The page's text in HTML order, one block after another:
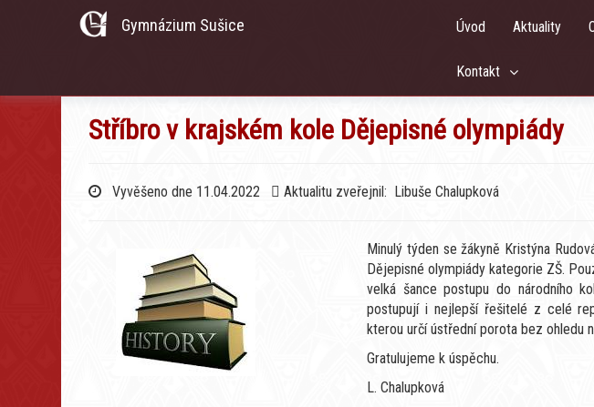
Gymnázium Sušice Úvod Aktuality
Kontakt
Stříbro v krajském kole Dějepisné olympiády
Vyvěšeno dne 11.04.2022 Aktualitu zveřejnil: Libuše Chalupková
Minulý týden se žákyně Kristýna
Dějepisné olympiády kategorie ZŠ.
velká šance postupu do národního
postupují i nejlepší řešitelé z celé
kterou určí ústřední porota bez ohledu
Gratulujeme k úspěchu.
L. Chalupková